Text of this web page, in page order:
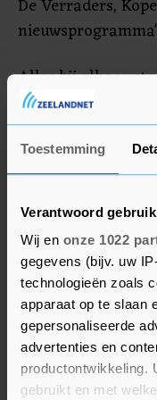
Toestemming
Verantwoord
Wij en onze 1022
gegevens (bijv. uw
technologieën zoals
apparaat op te slaan
gepersonaliseerde
advertenties en
productontwikkeling.
gebruikt en met
De Verraders,
Alles bij elkaar
met 8,7 procent
boekte het bedrijf
wat veel minder is
jaar eerder. Toen
bedrijfsonderdelen
eenmalige baten
voor belastingen,
501 miljoen euro,
eerder.
RTL is ook hard
Nederland, naar